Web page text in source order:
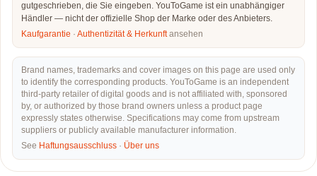
gutgeschrieben, die Sie eingeben. YouToGame ist ein unabhängiger
Händler — nicht der offizielle Shop der Marke oder des Anbieters.
Kaufgarantie · Authentizität & Herkunftansehen
Brand names, trademarks and cover images on this page are used only
to identify the corresponding products. YouToGame is an independent
third-party retailer of digital goods and is not affiliated with, sponsored
by, or authorized by those brand owners unless a product page
expressly states otherwise. Specifications may come from upstream
suppliers or publicly available manufacturer information.
See Haftungsausschluss · Über uns